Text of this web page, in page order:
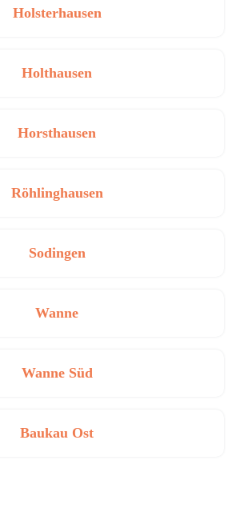
Holsterhausen
Holthausen
Horsthausen
Röhlinghausen
Sodingen
Wanne
Wanne Süd
Baukau Ost